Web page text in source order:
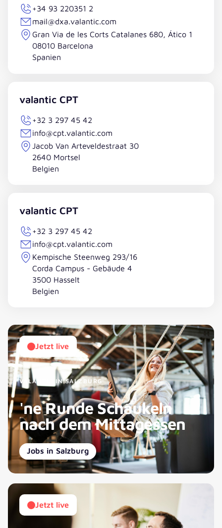
+34 93 220351 2
mail@dxa.valantic.com
Gran Via de les Corts Catalanes 680, Ático 1
08010 Barcelona
Spanien
valantic CPT
+32 3 297 45 42
info@cpt.valantic.com
Jacob Van Arteveldestraat 30
2640 Mortsel
Belgien
valantic CPT
+32 3 297 45 42
info@cpt.valantic.com
Kempische Steenweg 293/16
Corda Campus - Gebäude 4
3500 Hasselt
Belgien
Jetzt live
VALANTIC IN SALZBURG
'ne Runde Schaukeln
nach dem Mittagessen
Jobs in Salzburg
Jetzt live